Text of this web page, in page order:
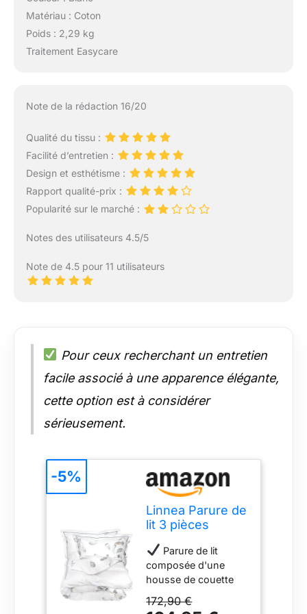
Matériau : Coton
Poids : 2,29 kg
Traitement Easycare
Note de la rédaction 16/20
Qualité du tissu :
Facilité d’entretien :
Design et esthétisme :
Rapport qualité-prix :
Popularité sur le marché :
Notes des utilisateurs 4.5/5
Note de 4.5 pour 11 utilisateurs
Pour ceux recherchant un entretien
facile associé à une apparence élégante,
cette option est à considérer
sérieusement.
Linnea Parure de
lit 3 pièces
taies 65x65 cm
Percale Pur
Coton Plumes
Parure de lit
composée d'une
housse de couette
taies 65x65 cm
172,90 €
-5%